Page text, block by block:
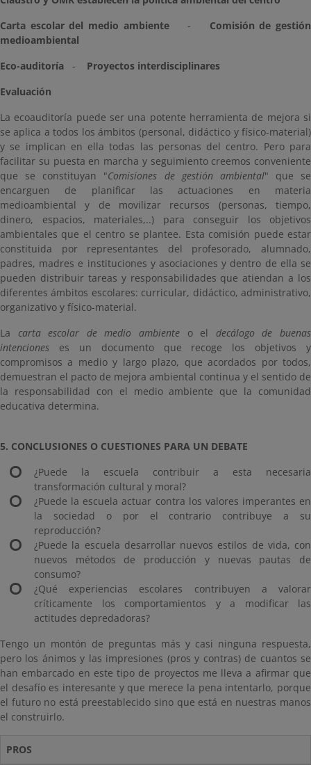
Carta escolar del medio ambiente- Comisión de gestión
medioambiental
Eco-auditoría - Proyectos interdisciplinares
Evaluación
La ecoauditoría puede ser una potente herramienta de mejora si
se aplica a todos los ámbitos (personal, didáctico y físico-material)
y se implican en ella todas las personas del centro. Pero para
facilitar su puesta en marcha y seguimiento creemos conveniente
que se constituyan "Comisiones de gestión ambiental" que se
encarguen de planificar las actuaciones en materia
medioambiental y de movilizar recursos (personas, tiempo,
dinero, espacios, materiales,..) para conseguir los objetivos
ambientales que el centro se plantee. Esta comisión puede estar
constituida por representantes del profesorado, alumnado,
padres, madres e instituciones y asociaciones y dentro de ella se
pueden distribuir tareas y responsabilidades que atiendan a los
diferentes ámbitos escolares: curricular, didáctico, administrativo,
organizativo y físico-material.
La carta escolar de medio ambiente o el decálogo de buenas
intenciones es un documento que recoge los objetivos y
compromisos a medio y largo plazo, que acordados por todos,
demuestran el pacto de mejora ambiental continua y el sentido de
la responsabilidad con el medio ambiente que la comunidad
educativa determina.
5. CONCLUSIONES O CUESTIONES PARA UN DEBATE
¿Puede la escuela contribuir a esta necesaria
transformación cultural y moral?
¿Puede la escuela actuar contra los valores imperantes en
la sociedad o por el contrario contribuye a su
reproducción?
¿Puede la escuela desarrollar nuevos estilos de vida, con
nuevos métodos de producción y nuevas pautas de
consumo?
¿Qué experiencias escolares contribuyen a valorar
críticamente los comportamientos y a modificar las
actitudes depredadoras?
Tengo un montón de preguntas más y casi ninguna respuesta,
pero los ánimos y las impresiones (pros y contras) de cuantos se
han embarcado en este tipo de proyectos me lleva a afirmar que
el desafío es interesante y que merece la pena intentarlo, porque
el futuro no está preestablecido sino que está en nuestras manos
el construirlo.
PROS